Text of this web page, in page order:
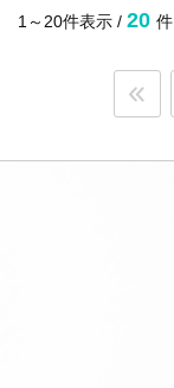
1～20件表示 / 20 件